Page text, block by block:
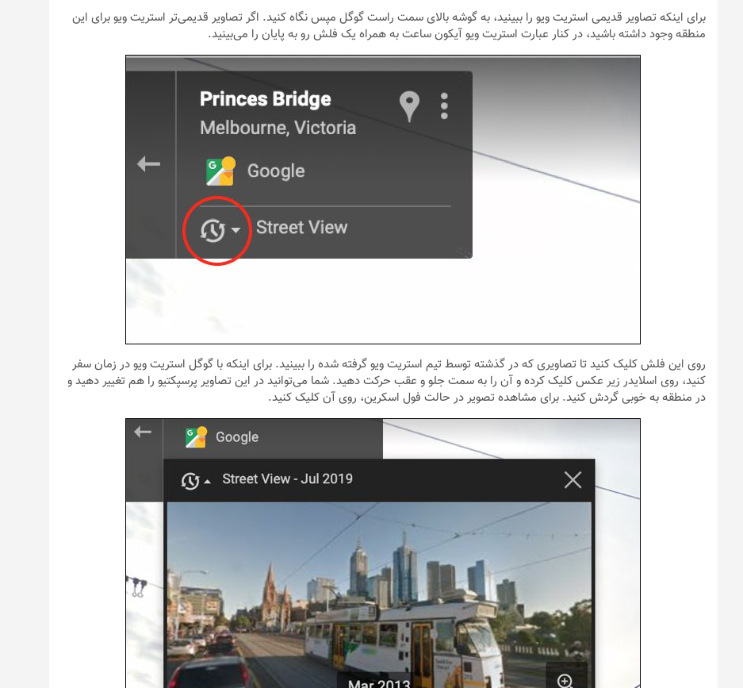
برای اینکه تصاویر قدیمی استریت ویو را ببینید، به گوشه بالای سمت راست گوگل مپس نگاه کنید. اگر تصاویر قدیمی‌تر استریت ویو برای این
منطقه وجود داشته باشید، در کنار عبارت استریت ویو آیکون ساعت به همراه یک فلش رو به پایان را می‌بینید.
روی این فلش کلیک کنید تا تصاویری که در گذشته توسط تیم استریت ویو گرفته شده را ببینید. برای اینکه با گوگل استریت ویو در زمان سفر
کنید، روی اسلایدر زیر عکس کلیک کرده و آن را به سمت جلو و عقب حرکت دهید. شما می‌توانید در این تصاویر پرسپکتیو را هم تغییر دهید و
در منطقه به خوبی گردش کنید. برای مشاهده تصویر در حالت فول اسکرین، روی آن کلیک کنید.